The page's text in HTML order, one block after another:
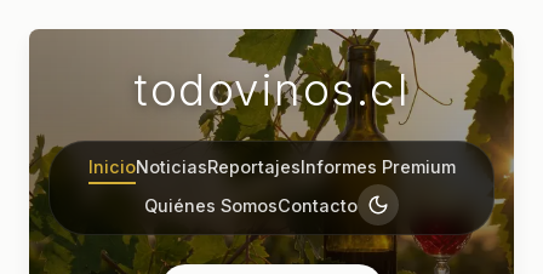
todovinos.cl
InicioNoticiasReportajesInformes Premium
Quiénes SomosContacto